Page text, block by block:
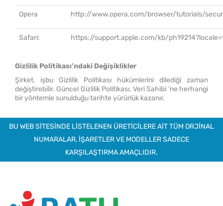
Opera http://www.opera.com/browser/tutorials/
Safari: https://support.apple.com/kb/
Gizlilik Politikası’ndaki Değişiklikler
Şirket, işbu Gizlilik Politikası hükümlerini dilediği zaman
değiştirebilir. Güncel Gizlilik Politikası, Veri Sahibi ’ne herhangi
bir yöntemle sunulduğu tarihte yürürlük kazanır.
BU WEB SİTESİNDE LİSTELENEN ÜRETİCİLERE AİT TÜM ORJİNAL
NUMARALAR, İŞARETLER VE MODELLER SADECE
KARŞILAŞTIRMA AMAÇLIDIR.